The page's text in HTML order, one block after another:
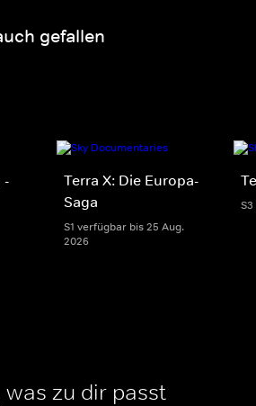
gefallen
-
Terra X: Die Europa-
Saga
S1 verfügbar bis 25 Aug.
2026
was zu dir passt